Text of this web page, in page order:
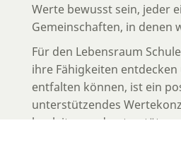
Werte bewusst sein, jeder
Gemeinschaften, in denen
Für den Lebensraum
ihre Fähigkeiten
entfalten können, ist ein
unterstützendes
begleiten und unterstützen